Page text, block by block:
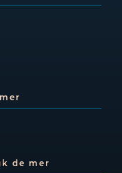
de mer
de mer